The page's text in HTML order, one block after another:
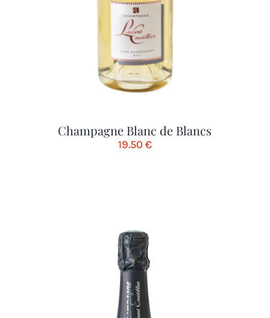
Champagne Blanc de Blancs
19.50 €